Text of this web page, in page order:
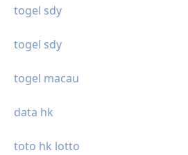
togel sdy
togel sdy
togel macau
data hk
toto hk lotto